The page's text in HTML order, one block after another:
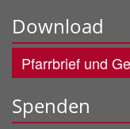
Download
Pfarrbrief und
Spenden